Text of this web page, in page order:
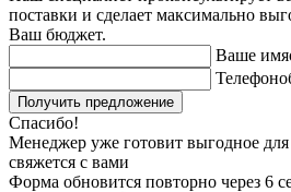
поставки и сделает максимально
Ваш бюджет.
Ваше имя
Телефон
Получить предложение
Спасибо!
Менеджер уже готовит выгодное
свяжется с вами
Форма обновится повторно через 6